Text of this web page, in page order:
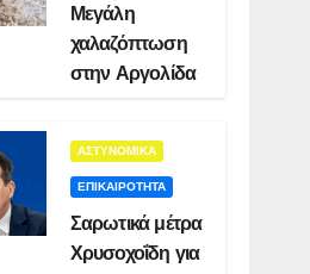
Μεγάλη
χαλαζόπτωση
στην Αργολίδα
ΑΣΤΥΝΟΜΙΚΑ
ΕΠΙΚΑΙΡΟΤΗΤΑ
Σαρωτικά μέτρα
Χρυσοχοΐδη για